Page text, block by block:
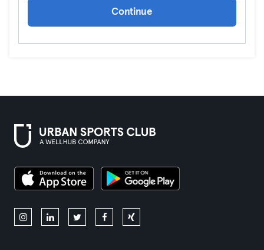
Continue